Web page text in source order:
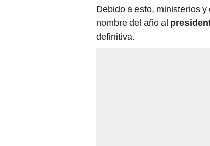
Debido a esto, ministerios
nombre del año al
definitiva.